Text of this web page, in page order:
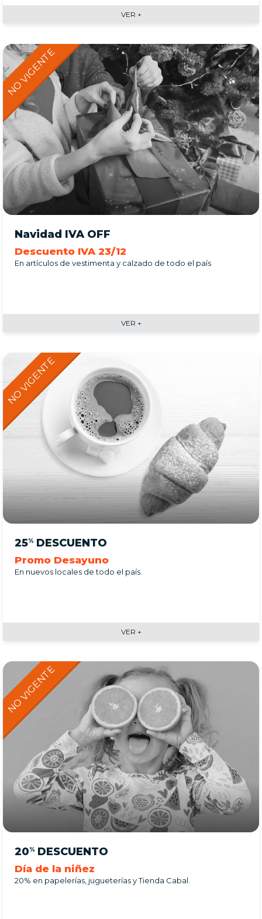
VER +
Navidad IVA OFF
Descuento IVA 23/12
En artículos de vestimenta y calzado de todo el país
VER +
25% DESCUENTO
Promo Desayuno
En nuevos locales de todo el país.
VER +
20% DESCUENTO
Día de la niñez
20% en papelerías, jugueterías y Tienda Cabal.